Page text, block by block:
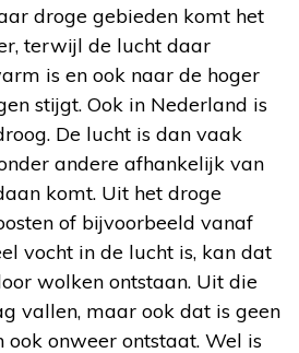
droge gebieden komt het
terwijl de lucht daar
is en ook naar de hoger
stijgt. Ook in Nederland is
De lucht is dan vaak
andere afhankelijk van
komt. Uit het droge
of bijvoorbeeld vanaf
vocht in de lucht is, kan dat
wolken ontstaan. Uit die
vallen, maar ook dat is geen
onweer ontstaat. Wel is